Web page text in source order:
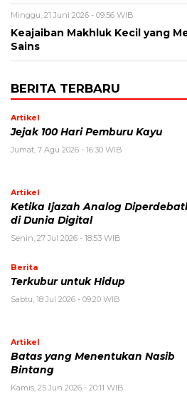
Minggu, 21 Juni 2026 - 09:56 WIB
Keajaiban Makhluk Kecil yang
Sains
BERITA TERBARU
Artikel
Jejak 100 Hari Pemburu Kayu
Jumat, 7 Agu 2026 - 16:30 WIB
Artikel
Ketika Ijazah Analog
di Dunia Digital
Senin, 27 Jul 2026 - 18:53 WIB
Berita
Terkubur untuk Hidup
Sabtu, 18 Jul 2026 - 09:20 WIB
Artikel
Batas yang Menentukan Nasib
Bintang
Kamis, 25 Jun 2026 - 20:11 WIB